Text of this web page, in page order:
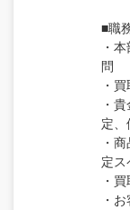
■職
・
問
・
・
定
・
定
・
・